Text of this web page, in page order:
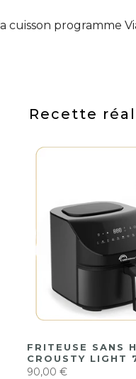
programme
Recette
FRITEUSE SANS
CROUSTY LIGHT
90,00 €